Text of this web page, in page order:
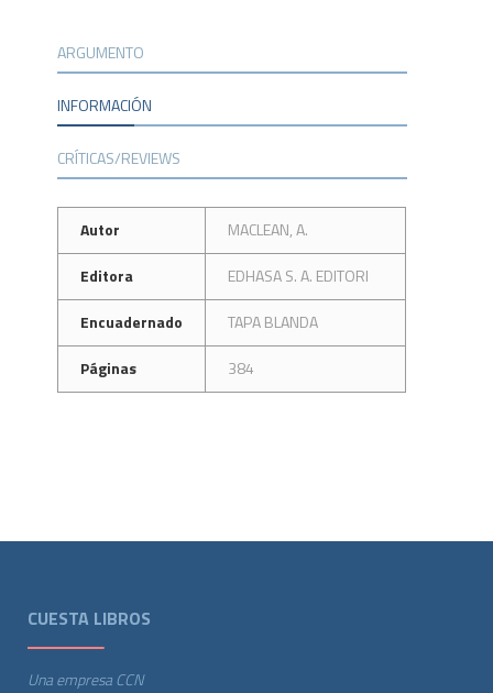
ARGUMENTO
INFORMACIÓN
CRÍTICAS/REVIEWS
Autor
MACLEAN, A.
Editora
EDHASA S. A. EDITORI
Encuadernado
TAPA BLANDA
Páginas
384
CUESTA LIBROS
Una empresa CCN